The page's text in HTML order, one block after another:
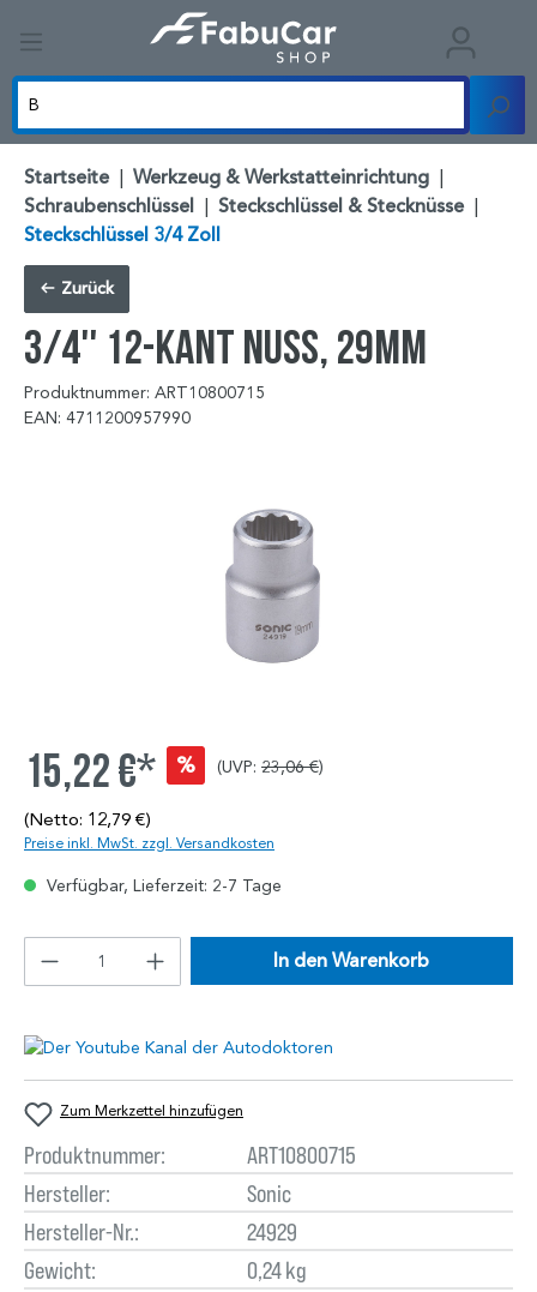
Startseite | Werkzeug & Werkstatteinrichtung |
Schraubenschlüssel | Steckschlüssel & Stecknüsse |
Steckschlüssel 3/4 Zoll
Zurück
3/4'' 12-kant Nuss, 29mm
Produktnummer: ART10800715
EAN: 4711200957990
15,22 €* % (UVP: 23,06 €)
(Netto: 12,79 €)
Preise inkl. MwSt. zzgl. Versandkosten
Verfügbar, Lieferzeit: 2-7 Tage
In den Warenkorb
Zum Merkzettel hinzufügen
Produktnummer:
ART10800715
Hersteller:
Sonic
Hersteller-Nr.:
24929
Gewicht:
0,24 kg